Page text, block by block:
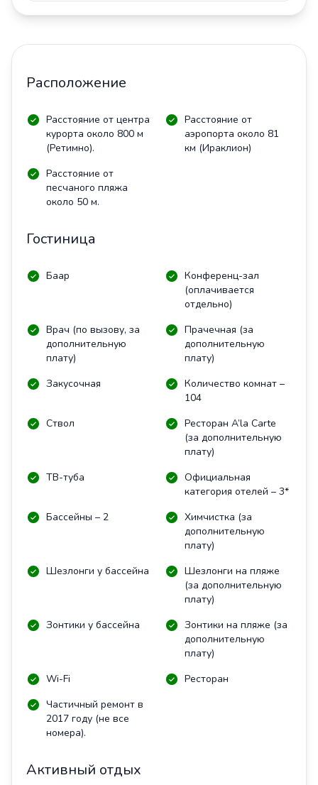
Расположение
Расстояние от центра
курорта около 800 м
(Ретимно).
Расстояние от
аэропорта около 81
км (Ираклион)
Расстояние от
песчаного пляжа
около 50 м.
Гостиница
Баар
Конференц-зал
(оплачивается
отдельно)
Врач (по вызову, за
дополнительную
плату)
Прачечная (за
дополнительную
плату)
Закусочная
Количество комнат –
104
Ствол
Ресторан A’la Carte
(за дополнительную
плату)
ТВ-туба
Официальная
категория отелей – 3*
Бассейны – 2
Химчистка (за
дополнительную
плату)
Шезлонги у бассейна
Шезлонги на пляже
(за дополнительную
плату)
Зонтики у бассейна
Зонтики на пляже (за
дополнительную
плату)
Wi-Fi
Ресторан
Частичный ремонт в
2017 году (не все
номера).
Активный отдых